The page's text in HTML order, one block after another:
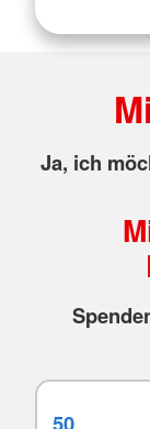
Ja, ich